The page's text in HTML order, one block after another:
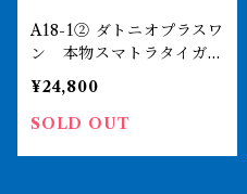
A18-1② ダトニオプラスワ
ン 本物スマトラタイガ
ー 14.5㎝前後 おとひめ
食べます
¥24,800
SOLD OUT